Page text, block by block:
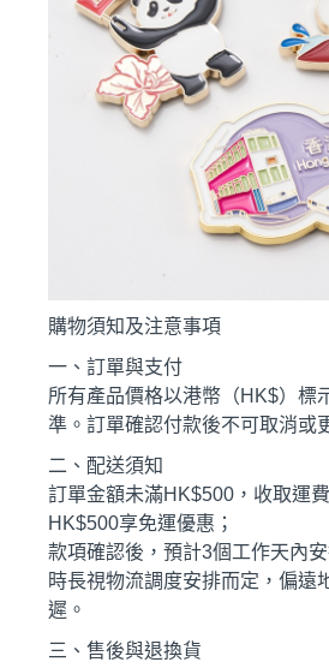
購物須知及注意事項
一、訂單與支付
所有產品價格以港幣（HK$）標
準。訂單確認付款後不可取消或
二、配送須知
訂單金額未滿HK$500，收取運
HK$500享免運優惠；
款項確認後，預計3個工作天內
時長視物流調度安排而定，偏遠
遲。
三、售後與退換貨